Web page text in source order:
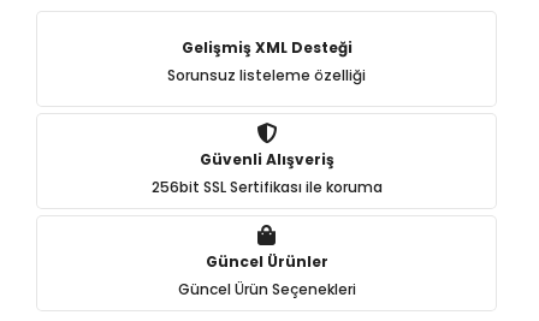
Gelişmiş XML Desteği
Sorunsuz listeleme özelliği
Güvenli Alışveriş
256bit SSL Sertifikası ile koruma
Güncel Ürünler
Güncel Ürün Seçenekleri